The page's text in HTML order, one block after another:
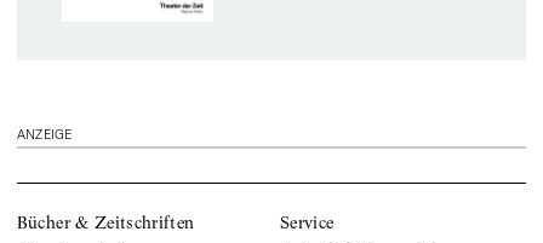
ANZEIGE
Bücher & Zeitschriften Service